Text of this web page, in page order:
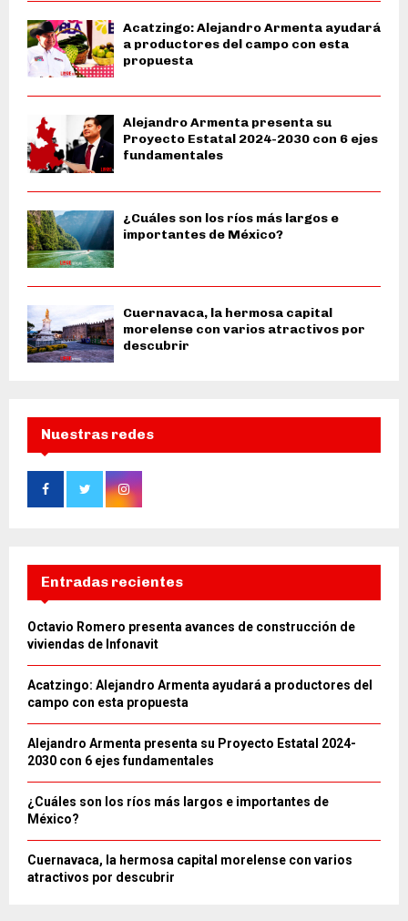
Acatzingo: Alejandro Armenta ayudará
a productores del campo con esta
propuesta
Alejandro Armenta presenta su
Proyecto Estatal 2024-2030 con 6 ejes
fundamentales
¿Cuáles son los ríos más largos e
importantes de México?
Cuernavaca, la hermosa capital
morelense con varios atractivos por
descubrir
Nuestras redes
Entradas recientes
Octavio Romero presenta avances de construcción de
viviendas de Infonavit
Acatzingo: Alejandro Armenta ayudará a productores del
campo con esta propuesta
Alejandro Armenta presenta su Proyecto Estatal 2024-
2030 con 6 ejes fundamentales
¿Cuáles son los ríos más largos e importantes de
México?
Cuernavaca, la hermosa capital morelense con varios
atractivos por descubrir